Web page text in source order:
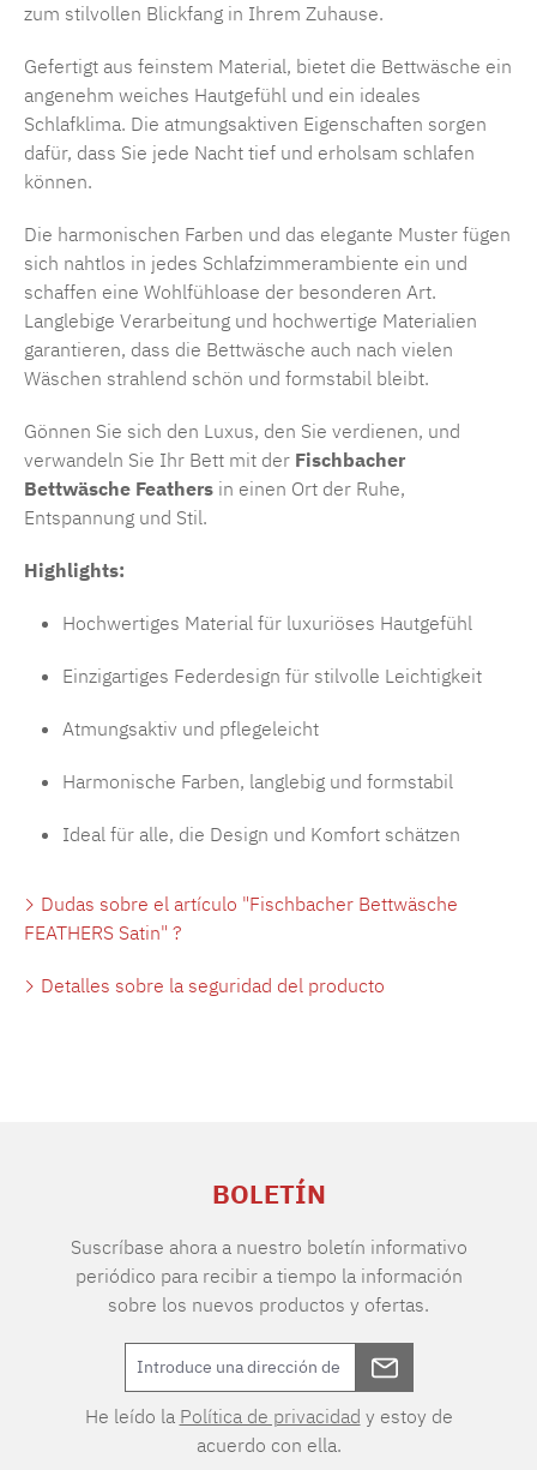
zum stilvollen Blickfang in Ihrem Zuhause.
Gefertigt aus feinstem Material, bietet die Bettwäsche ein
angenehm weiches Hautgefühl und ein ideales
Schlafklima. Die atmungsaktiven Eigenschaften sorgen
dafür, dass Sie jede Nacht tief und erholsam schlafen
können.
Die harmonischen Farben und das elegante Muster fügen
sich nahtlos in jedes Schlafzimmerambiente ein und
schaffen eine Wohlfühloase der besonderen Art.
Langlebige Verarbeitung und hochwertige Materialien
garantieren, dass die Bettwäsche auch nach vielen
Wäschen strahlend schön und formstabil bleibt.
Gönnen Sie sich den Luxus, den Sie verdienen, und
verwandeln Sie Ihr Bett mit der Fischbacher
Bettwäsche Feathers in einen Ort der Ruhe,
Entspannung und Stil.
Highlights:
Hochwertiges Material für luxuriöses Hautgefühl
Einzigartiges Federdesign für stilvolle Leichtigkeit
Atmungsaktiv und pflegeleicht
Harmonische Farben, langlebig und formstabil
Ideal für alle, die Design und Komfort schätzen
Dudas sobre el artículo "Fischbacher Bettwäsche
FEATHERS Satin" ?
Detalles sobre la seguridad del producto
BOLETÍN
Suscríbase ahora a nuestro boletín informativo
periódico para recibir a tiempo la información
sobre los nuevos productos y ofertas.
He leído la Política de privacidad y estoy de
acuerdo con ella.